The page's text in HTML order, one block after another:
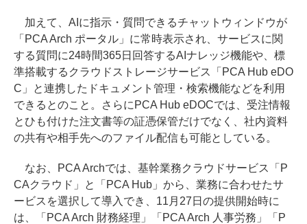
加えて、AIに指示・質問できるチャットウィンドウが
「PCA Arch ポータル」に常時表示され、サービスに関
する質問に24時間365日回答するAIナレッジ機能や、標
準搭載するクラウドストレージサービス「PCA Hub eDO
C」と連携したドキュメント管理・検索機能などを利用
できるとのこと。さらにPCA Hub eDOCでは、受注情報
とひも付けた注文書等の証憑保管だけでなく、社内資料
の共有や相手先へのファイル配信も可能としている。
なお、PCA Archでは、基幹業務クラウドサービス「P
CAクラウド」と「PCA Hub」から、業務に合わせたサ
ービスを選択して導入でき、11月27日の提供開始時に
は、「PCA Arch 財務経理」「PCA Arch 人事労務」「P